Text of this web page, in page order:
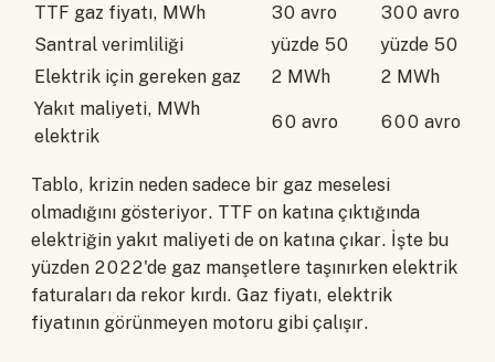
TTF gaz fiyatı, MWh 30 avro
300 avro
Santral verimliliği
yüzde 50
yüzde 50
Elektrik için gereken gaz
2 MWh
2 MWh
Yakıt maliyeti, MWh
elektrik
60 avro 600 avro
Tablo, krizin neden sadece bir gaz meselesi
olmadığını gösteriyor. TTF on katına çıktığında
elektriğin yakıt maliyeti de on katına çıkar. İşte bu
yüzden 2022'de gaz manşetlere taşınırken elektrik
faturaları da rekor kırdı. Gaz fiyatı, elektrik
fiyatının görünmeyen motoru gibi çalışır.